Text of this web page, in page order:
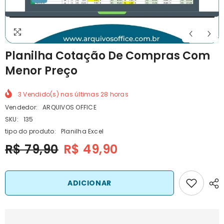
Planilha Cotação De Compras Com
Menor Preço
3 Vendido(s) nas últimas28 horas
Vendedor:
ARQUIVOS OFFICE
SKU:
135
tipo do produto:
Planilha Excel
R$ 79,90 R$ 49,90
ADICIONAR